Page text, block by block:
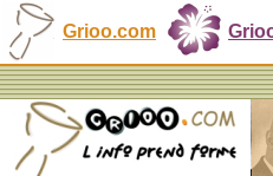
Grioo.com